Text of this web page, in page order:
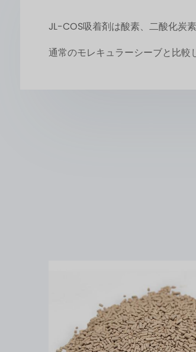
JL-COS吸着剤は酸素、二酸化炭
通常のモレキュラーシーブと比較